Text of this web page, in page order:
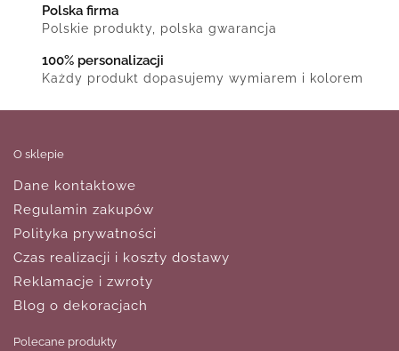
Polska firma
Polskie produkty, polska gwarancja
100% personalizacji
Każdy produkt dopasujemy wymiarem i kolorem
O sklepie
Dane kontaktowe
Regulamin zakupów
Polityka prywatności
Czas realizacji i koszty dostawy
Reklamacje i zwroty
Blog o dekoracjach
Polecane produkty